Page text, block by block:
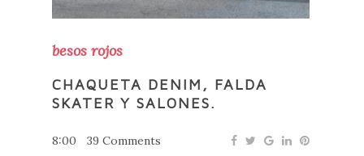
besos rojos
CHAQUETA DENIM, FALDA
SKATER Y SALONES.
8:00 39 Comments